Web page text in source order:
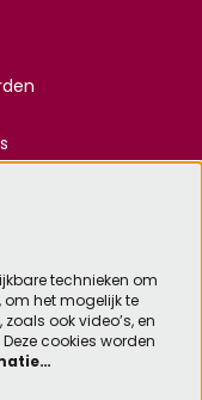
technieken om
om het mogelijk te
ook video’s, en
cookies worden